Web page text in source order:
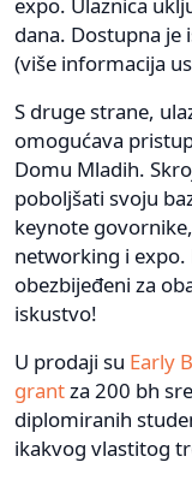
dana. Dostupna je
(više informacija
S druge strane,
omogućava
Domu Mladih.
poboljšati svoju
keynote
networking i expo.
obezbijeđeni za
iskustvo!
U prodaji su Early
grantza 200 bh
diplomiranih
ikakvog vlastitog